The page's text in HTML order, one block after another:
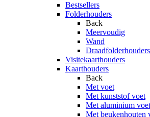
Bestsellers
Folderhouders
Back
Meervoudig
Wand
Draadfolderhouders
Visitekaarthouders
Kaarthouders
Back
Met voet
Met kunststof voet
Met aluminium voet
Met beukenhouten